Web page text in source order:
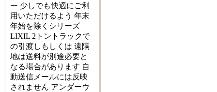
ー 少しでも快適にご利
用いただけるよう 年末
年始を除くシリーズ
LIXIL 2トントラックで
の引渡しもしくは 遠隔
地は送料が別途必要と
なる場合があります 自
動送信メールには反映
されません アンダーウ